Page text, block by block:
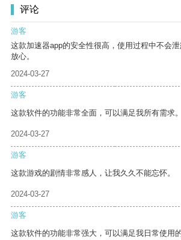
评论
游客
这款加速器app的安全性很高，使用过程中不会
放心。
2024-03-27
游客
这款软件的功能非常全面，可以满足我所有需求。
2024-03-27
游客
这款游戏的剧情非常感人，让我久久不能忘怀。
2024-03-27
游客
这款软件的功能非常强大，可以满足我日常使用的